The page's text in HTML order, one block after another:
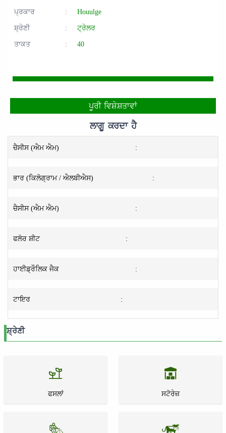
ਪ੍ਰਕਾਰ
:
Houulge
ਸ਼੍ਰੇਣੀ
:
ਟ੍ਰੇਲਰ
ਤਾਕਤ
: 40
ਪੂਰੀ ਵਿਸ਼ੇਸ਼ਤਾਵਾਂ
ਲਾਗੂ ਕਰਦਾ ਹੈ
ਚੈਸੀਸ (ਐਮ ਐਮ) :
ਭਾਰ (ਕਿਲੋਗ੍ਰਾਮ / ਐਲਬੀਐਸ) :
ਚੈਸੀਸ (ਐਮ ਐਮ) :
ਫਲੋਰ ਸ਼ੀਟ :
ਹਾਈਡ੍ਰੌਲਿਕ ਜੈਕ :
ਟਾਇਰ :
ਸ਼੍ਰੇਣੀ
ਫਸਲਾਂ ਸਟੋਰੇਜ਼